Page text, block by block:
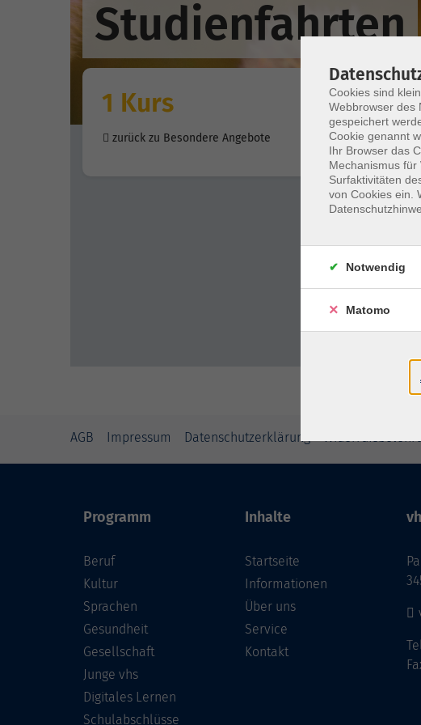
Studienfahrten
1 Kurs
zurück zu Besondere Angebote
AGB Impressum Datenschutzerklärung
Programm
Beruf
Kultur
Sprachen
Gesundheit
Gesellschaft
Junge vhs
Digitales Lernen
Schulabschlüsse
Inhalte
Startseite
Informationen
Über uns
Service
Kontakt
Cookies sind
Webbrowser des
gespeichert
Cookie genannt
Ihr Browser das
Mechanismus
Surfaktivitäten
von Cookies ein.
Notwendig
Matomo